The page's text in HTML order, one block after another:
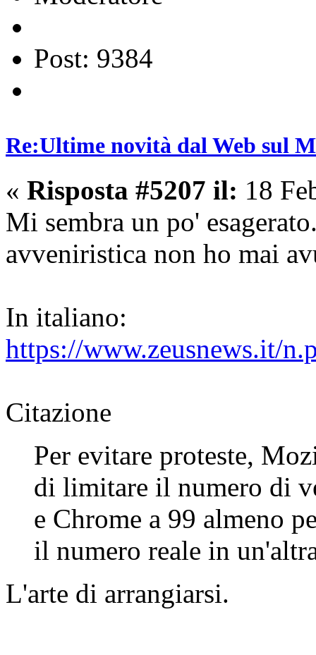
Post: 9384
Re:Ultime novità dal Web sul
« Risposta #5207 il: 18
Mi sembra un po'
avveniristica non ho mai
In italiano:
https://www.zeusnews.it/
Citazione
Per evitare proteste,
di limitare il numero di
e Chrome a 99 almeno
il numero reale in
L'arte di arrangiarsi.